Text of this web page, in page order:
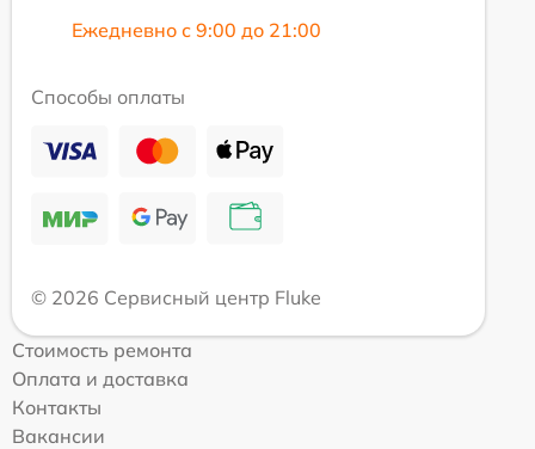
Ежедневно с 9:00 до 21:00
Способы оплаты
© 2026 Сервисный центр Fluke
Стоимость ремонта
Оплата и доставка
Контакты
Вакансии